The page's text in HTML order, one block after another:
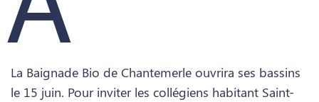
La Baignade Bio de Chantemerle ouvrira ses bassins
le 15 juin. Pour inviter les collégiens habitant Saint-